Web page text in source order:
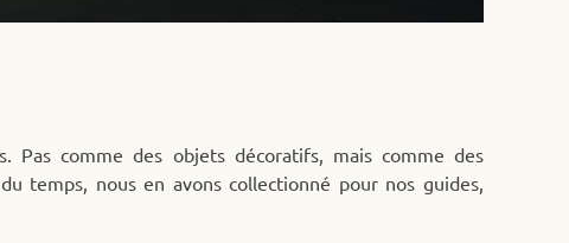
Pas comme des objets décoratifs, mais comme des
temps, nous en avons collectionné pour nos guides,